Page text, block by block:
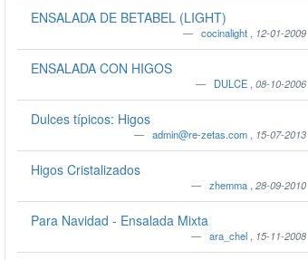
ENSALADA DE BETABEL (LIGHT)
cocinalight 12-01-2009
ENSALADA CON HIGOS
DULCE ,08-10-2006
Dulces típicos: Higos
admin@re-zetas.com 15-07-2013
Higos Cristalizados
zhemma ,28-09-2010
Para Navidad - Ensalada Mixta
ara_chel 15-11-2008